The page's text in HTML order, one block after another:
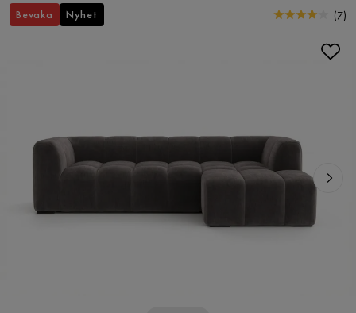
Bevaka Nyhet (7)